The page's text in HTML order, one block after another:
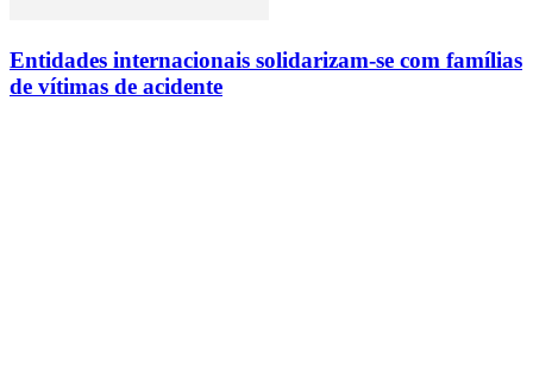
Entidades internacionais solidarizam-se com famílias
de vítimas de acidente